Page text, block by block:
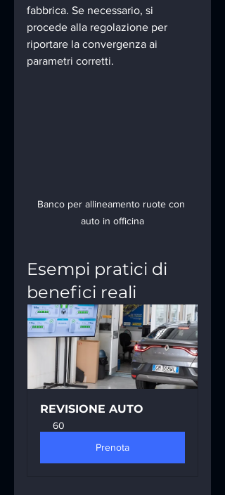
fabbrica. Se necessario, si
procede alla regolazione per
riportare la convergenza ai
parametri corretti.
Banco per allineamento ruote con
auto in officina
Esempi pratici di
benefici reali
REVISIONE AUTO
60
Prenota